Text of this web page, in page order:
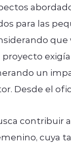
para las
que
un
Desde el
contribuir
cuya